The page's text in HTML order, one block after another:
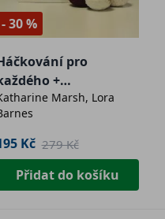
- 30 %
pro
+
koule
Marsh, Lora
Kč 279 Kč
Přidat do košíku